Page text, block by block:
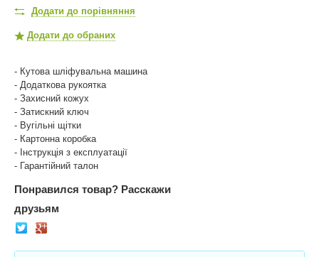
Додати до порівняння
Додати до обраних
- Кутова шліфувальна машина
- Додаткова рукоятка
- Захисний кожух
- Затискний ключ
- Вугільні щітки
- Картонна коробка
- Інструкція з експлуатації
- Гарантійний талон
Понравился товар? Расскажи
друзьям